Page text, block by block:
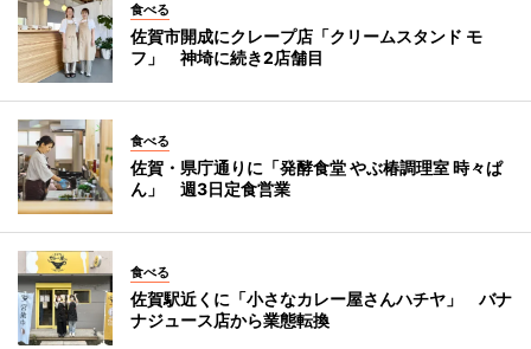
食べる
佐賀市開成にクレープ店「クリームスタンド モ
フ」 神埼に続き2店舗目
食べる
佐賀・県庁通りに「発酵食堂 やぶ椿調理室 時々ぱ
ん」 週3日定食営業
食べる
佐賀駅近くに「小さなカレー屋さんハチヤ」 バナ
ナジュース店から業態転換